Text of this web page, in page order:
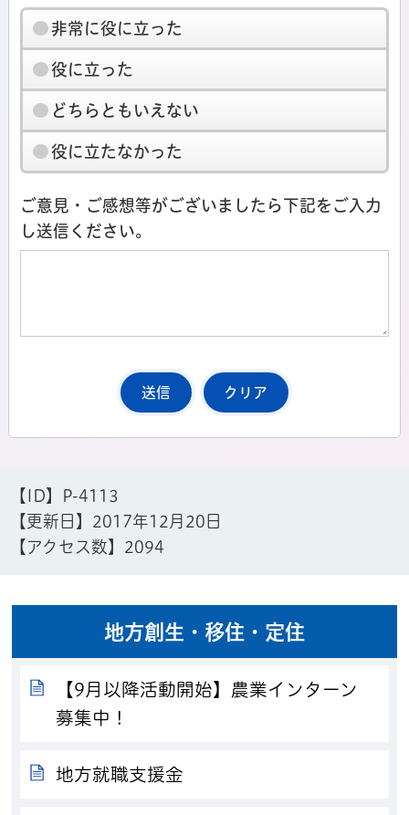
非常に役に立った
役に立った
どちらともいえない
役に立たなかった
ご意見・ご感想等がございましたら下記をご入力
し送信ください。
【ID】
P-4113
【更新日】 2017年12月20日
【アクセス数】 2094
地方創生・移住・定住
【9月以降活動開始】農業インターン
募集中！
地方就職支援金